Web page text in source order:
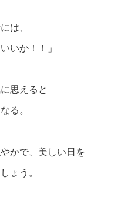
は、
いか！！」
思えると
る。
かで、美しい日を
ょう。